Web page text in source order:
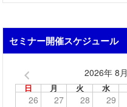
セミナー開催スケジュール
2026年 8月
日 月 火 水
26 27 28 29